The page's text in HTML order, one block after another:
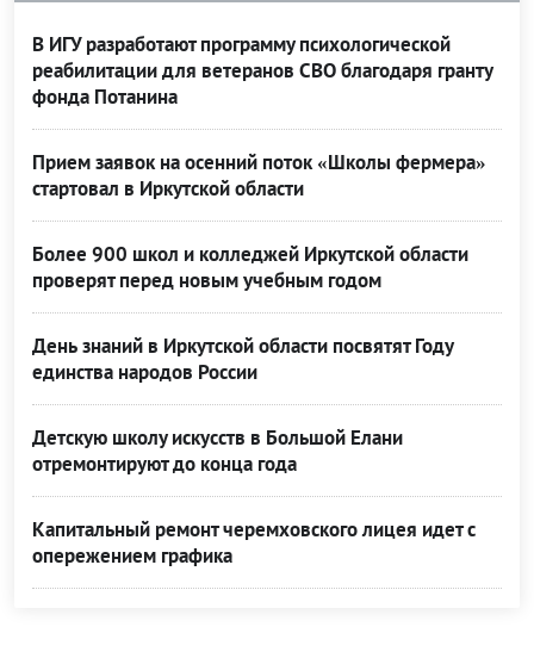
В ИГУ разработают программу психологической
реабилитации для ветеранов СВО благодаря гранту
фонда Потанина
Прием заявок на осенний поток «Школы фермера»
стартовал в Иркутской области
Более 900 школ и колледжей Иркутской области
проверят перед новым учебным годом
День знаний в Иркутской области посвятят Году
единства народов России
Детскую школу искусств в Большой Елани
отремонтируют до конца года
Капитальный ремонт черемховского лицея идет с
опережением графика